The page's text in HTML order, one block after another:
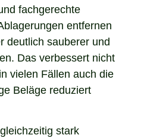
fachgerechte
entfernen
deutlich sauberer und
Das verbessert nicht
vielen Fällen auch die
Beläge reduziert
stark